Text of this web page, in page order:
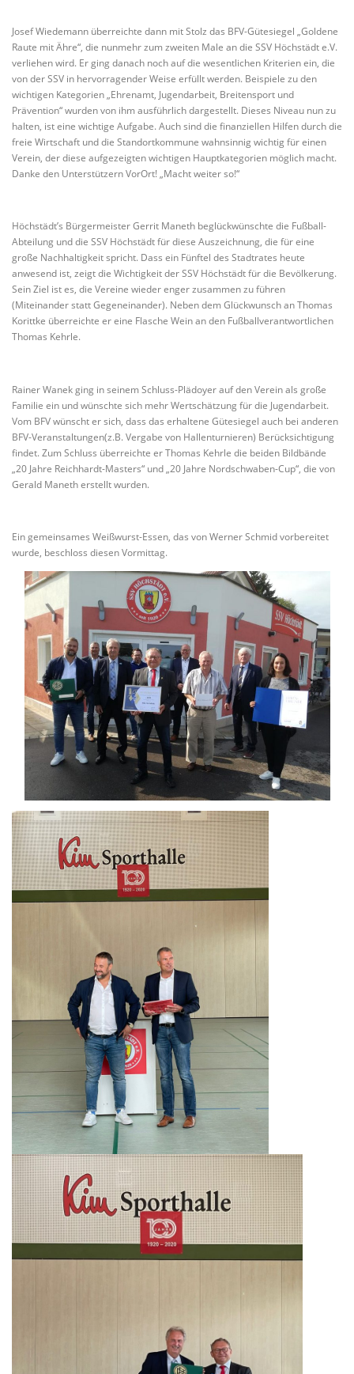
Josef Wiedemann überreichte dann mit Stolz das BFV-Gütesiegel „Goldene
Raute mit Ähre“, die nunmehr zum zweiten Male an die SSV Höchstädt e.V.
verliehen wird. Er ging danach noch auf die wesentlichen Kriterien ein, die
von der SSV in hervorragender Weise erfüllt werden. Beispiele zu den
wichtigen Kategorien „Ehrenamt, Jugendarbeit, Breitensport und
Prävention“ wurden von ihm ausführlich dargestellt. Dieses Niveau nun zu
halten, ist eine wichtige Aufgabe. Auch sind die finanziellen Hilfen durch die
freie Wirtschaft und die Standortkommune wahnsinnig wichtig für einen
Verein, der diese aufgezeigten wichtigen Hauptkategorien möglich macht.
Danke den Unterstützern VorOrt! „Macht weiter so!“
Höchstädt’s Bürgermeister Gerrit Maneth beglückwünschte die Fußball-
Abteilung und die SSV Höchstädt für diese Auszeichnung, die für eine
große Nachhaltigkeit spricht. Dass ein Fünftel des Stadtrates heute
anwesend ist, zeigt die Wichtigkeit der SSV Höchstädt für die Bevölkerung.
Sein Ziel ist es, die Vereine wieder enger zusammen zu führen
(Miteinander statt Gegeneinander). Neben dem Glückwunsch an Thomas
Korittke überreichte er eine Flasche Wein an den Fußballverantwortlichen
Thomas Kehrle.
Rainer Wanek ging in seinem Schluss-Plädoyer auf den Verein als große
Familie ein und wünschte sich mehr Wertschätzung für die Jugendarbeit.
Vom BFV wünscht er sich, dass das erhaltene Gütesiegel auch bei anderen
BFV-Veranstaltungen(z.B. Vergabe von Hallenturnieren) Berücksichtigung
findet. Zum Schluss überreichte er Thomas Kehrle die beiden Bildbände
„20 Jahre Reichhardt-Masters“ und „20 Jahre Nordschwaben-Cup“, die von
Gerald Maneth erstellt wurden.
Ein gemeinsames Weißwurst-Essen, das von Werner Schmid vorbereitet
wurde, beschloss diesen Vormittag.